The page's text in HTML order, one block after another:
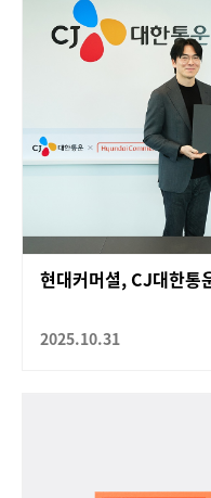
현대커머셜, CJ대한통
2025.10.31